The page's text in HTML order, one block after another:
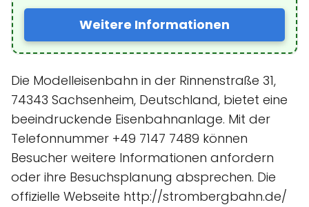
Weitere Informationen
Die Modelleisenbahn in der Rinnenstraße 31,
74343 Sachsenheim, Deutschland, bietet eine
beeindruckende Eisenbahnanlage. Mit der
Telefonnummer +49 7147 7489 können
Besucher weitere Informationen anfordern
oder ihre Besuchsplanung absprechen. Die
offizielle Webseite http://strombergbahn.de/